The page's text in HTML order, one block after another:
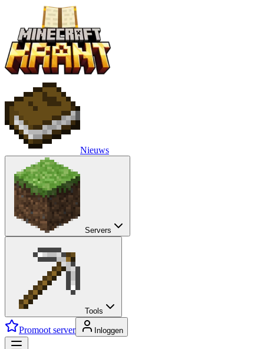
Nieuws
Servers
Tools
Promoot server Inloggen